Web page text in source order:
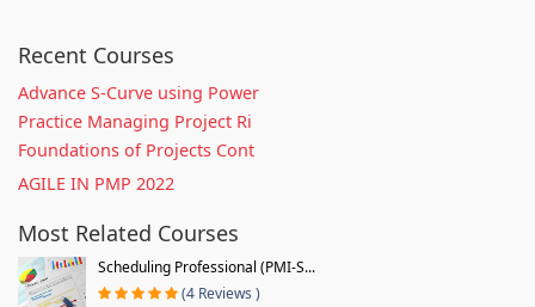
Recent Courses
Advance S-Curve using Power
Practice Managing Project Ri
Foundations of Projects Cont
AGILE IN PMP 2022
Most Related Courses
Scheduling Professional (PMI-S...
(4 Reviews )